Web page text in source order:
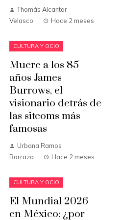
Thomás Alcantar
Velasco
Hace 2 meses
CULTURA Y OCIO
Muere a los 85
años James
Burrows, el
visionario detrás de
las sitcoms más
famosas
Urbana Ramos
Barraza
Hace 2 meses
CULTURA Y OCIO
El Mundial 2026
en México: ¿por